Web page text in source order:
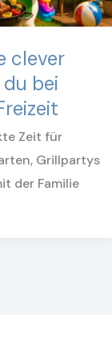
clever
bei
Zeit für
Grillpartys
der Familie